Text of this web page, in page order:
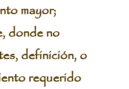
mayor;
donde no
definición, o
requerido